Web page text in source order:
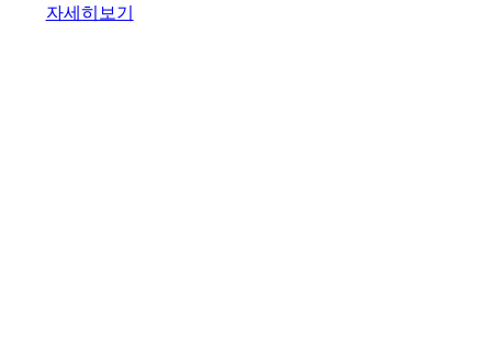
자세히보기